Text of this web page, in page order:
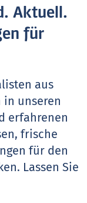
Aktuell.
für
aus
in unseren
erfahrenen
frische
für den
Lassen Sie